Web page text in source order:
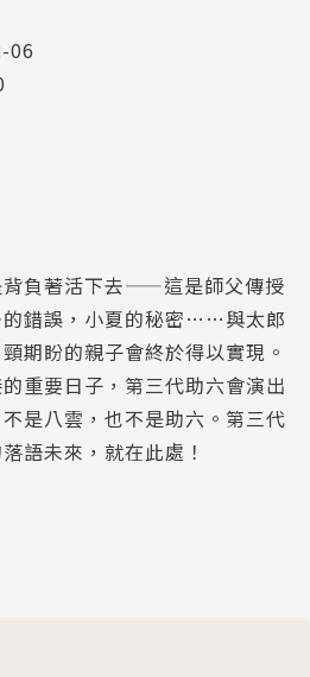
06
背負著活下去——這是師父傳授
的錯誤，小夏的秘密……與太郎
期盼的親子會終於得以實現。
重要日子，第三代助六會演出
是八雲，也不是助六。第三代
語未來，就在此處！